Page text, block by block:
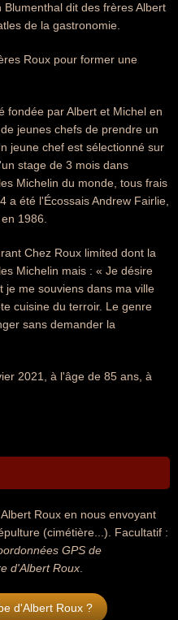
dit des frères Albert
de la gastronomie.
Roux pour former une
fondée par Albert et Michel en
jeunes chefs de prendre un
jeune chef est sélectionné sur
stage de 3 mois dans
Michelin du monde, tous frais
a été l'Écossais Andrew Fairlie,
1986.
Chez Roux limited dont la
Michelin mais : « Je désire
je me souviens dans ma ville
cuisine du terroir. Le genre
sans demander la
2021, à l'âge de 85 ans, à
Roux en nous envoyant
(cimétière...). Facultatif :
GPS de
d'Albert Roux
d'Albert Roux ?